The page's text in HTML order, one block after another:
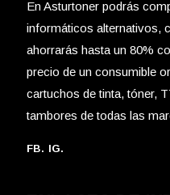
En Asturtoner podrás
informáticos alternativos,
ahorrarás hasta un 80%
precio de un consumible
cartuchos de tinta, tóner,
tambores de todas las
FB. IG.